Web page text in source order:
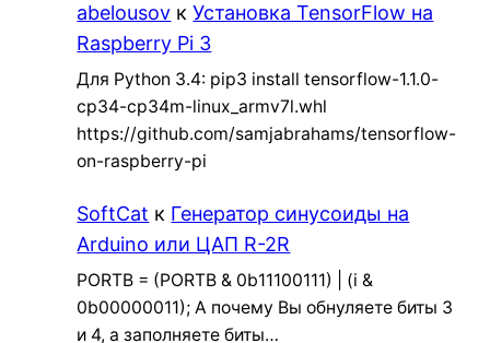
abelousov кУстановка TensorFlow на
Raspberry Pi 3
Для Python 3.4: pip3 install tensorflow-1.1.0-
cp34-cp34m-linux_armv7l.whl
https://github.com/samjabrahams/tensorflow-
on-raspberry-pi
SoftCat к Генератор синусоиды на
Arduino или ЦАП R-2R
PORTB = (PORTB & 0b11100111) | (i &
0b00000011); А почему Вы обнуляете биты 3
и 4, а заполняете биты…